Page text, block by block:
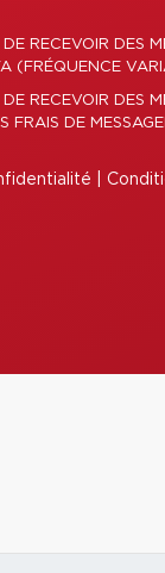
DE RECEVOIR DES
(FRÉQUENCE
DE RECEVOIR DES
FRAIS DE